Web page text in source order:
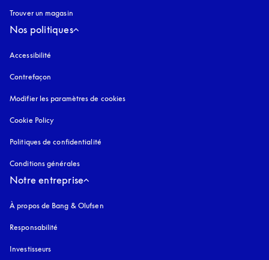
Trouver un magasin
Nos politiques
Accessibilité
Contrefaçon
Modifier les paramètres de cookies
Cookie Policy
Politiques de confidentialité
Conditions générales
Notre entreprise
À propos de Bang & Olufsen
Responsabilité
Investisseurs